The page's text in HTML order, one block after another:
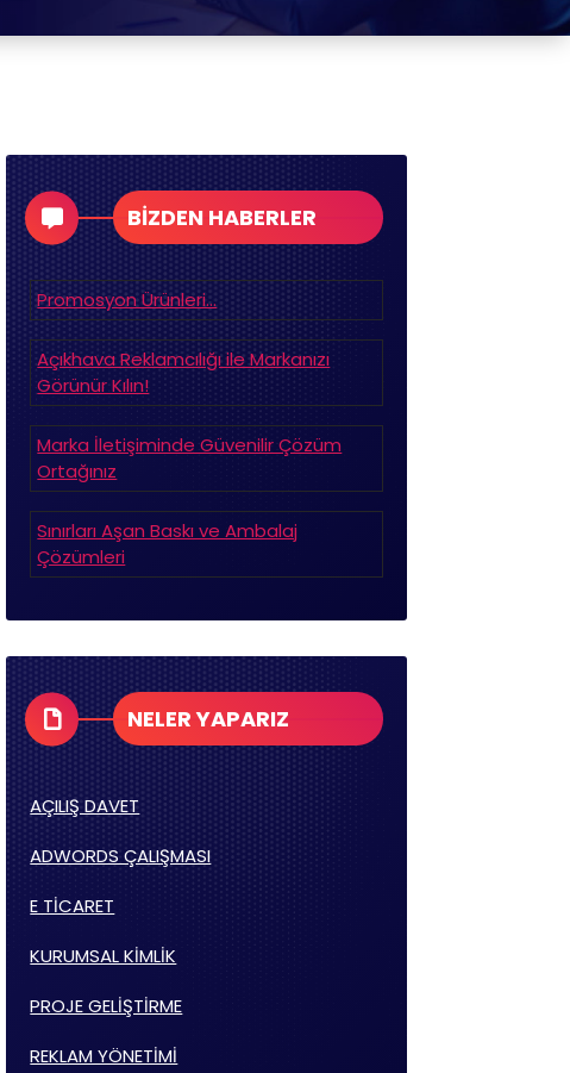
BİZDEN HABERLER
Promosyon Ürünleri…
Açıkhava Reklamcılığı ile Markanızı
Görünür Kılın!
Marka İletişiminde Güvenilir Çözüm
Ortağınız
Sınırları Aşan Baskı ve Ambalaj
Çözümleri
NELER YAPARIZ
AÇILIŞ DAVET
ADWORDS ÇALIŞMASI
E TİCARET
KURUMSAL KİMLİK
PROJE GELİŞTİRME
REKLAM YÖNETİMİ